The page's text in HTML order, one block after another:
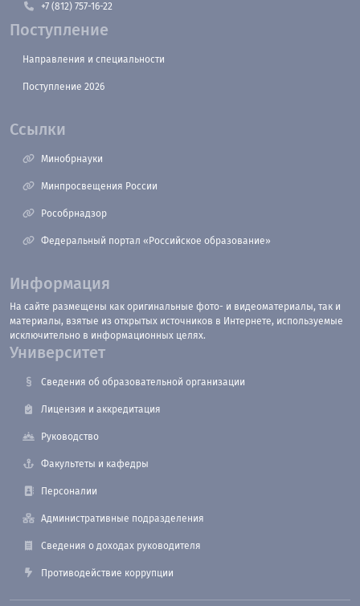
+7 (812) 757-16-22
Поступление
Направления и специальности
Поступление 2026
Ссылки
Минобрнауки
Минпросвещения России
Рособрнадзор
Федеральный портал «Российское образование»
Информация
На сайте размещены как оригинальные фото- и видеоматериалы, так и
материалы, взятые из открытых источников в Интернете, используемые
исключительно в информационных целях.
Университет
Сведения об образовательной организации
Лицензия и аккредитация
Руководство
Факультеты и кафедры
Персоналии
Административные подразделения
Сведения о доходах руководителя
Противодействие коррупции